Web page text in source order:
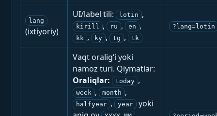
lang
(ixtiyoriy)
UI/label tili: lotin ,
kirill , ru , en ,
kk , ky , tg , tk
?lang=lotin
Vaqt oralig‘i yoki
namoz turi. Qiymatlar:
Oraliqlar:
today ,
week , month ,
halfyear , year
yoki